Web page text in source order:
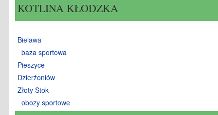
KOTLINA KŁODZKA
Bielawa
baza sportowa
Pieszyce
Dzierżoniów
Złoty Stok
obozy sportowe